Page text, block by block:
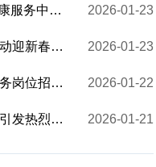
暖“心”服务上线 平顶山职工心理健康服务中心开放 2026-01-23
我市将举办多项赛事和民俗主题活动迎新春，即日开始报名 全民健身大拜年系列活动蓄势待发 2026-01-23
我市发布首批寒假春节期间志愿服务岗位招募清单 2026-01-22
市委经济工作会议精神在全市持续引发热烈反响 锚定方向勇担当 实干笃行开新局 2026-01-21